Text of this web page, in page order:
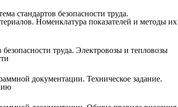
стандартов безопасности труда.
Номенклатура показателей и методы их
труда. Электровозы и тепловозы
документации. Техническое задание.